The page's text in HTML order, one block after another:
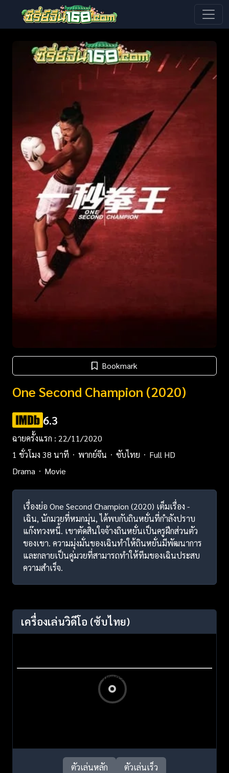
Bookmark
One Second Champion (2020)
6.3
ฉายครั้งแรก : 22/11/2020
1 ชั่วโมง 38 นาที
พากย์จีน ซับไทย
Full HD
Drama
Movie
เรื่องย่อ One Second Champion (2020) เต็มเรื่อง -
เฉิน, นักมวยที่หมกมุ่น, ได้พบกับถินหยั่นที่กำลังปราบ
แก๊งทวงหนี้. เขาตัดสินใจจ้างถินหยั่นเป็นครูฝึกส่วนตัว
ของเขา. ความมุ่งมั่นของเฉินทำให้ถินหยั่นมีพัฒนาการ
และกลายเป็นคู่มวยที่สามารถทำให้ทีมของเฉินประสบ
ความสำเร็จ.
เครื่องเล่นวิดีโอ (ซับไทย)
ตัวเล่นหลัก ตัวเล่นเร็ว